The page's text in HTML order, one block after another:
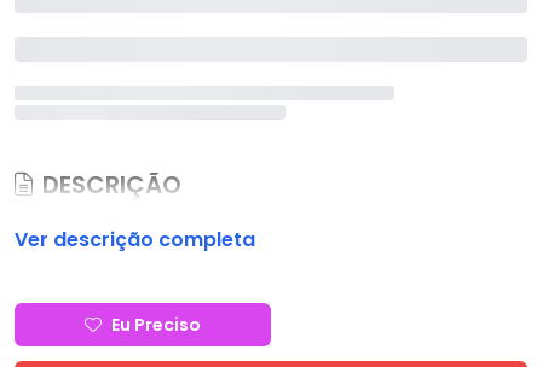
DESCRIÇÃO
Ver descrição completa
Eu Preciso